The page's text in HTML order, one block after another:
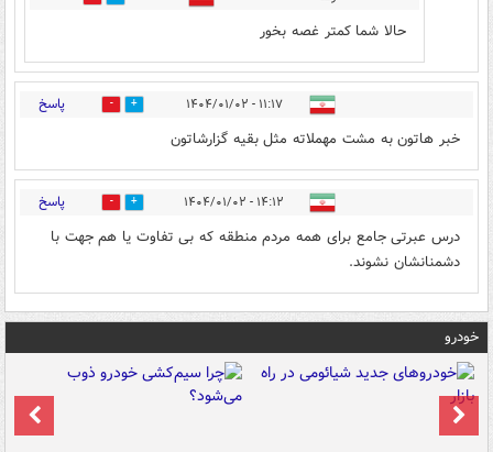
حالا شما کمتر غصه بخور
۱۱:۱۷ - ۱۴۰۴/۰۱/۰۲ 1 پاسخ
خبر هاتون به مشت مهملاته مثل بقیه گزارشاتون
۱۴:۱۲ - ۱۴۰۴/۰۱/۰۲ 0 پاسخ
درس عبرتی جامع برای همه مردم منطقه که بی تفاوت یا هم جهت با
دشمنانشان نشوند.
خودرو